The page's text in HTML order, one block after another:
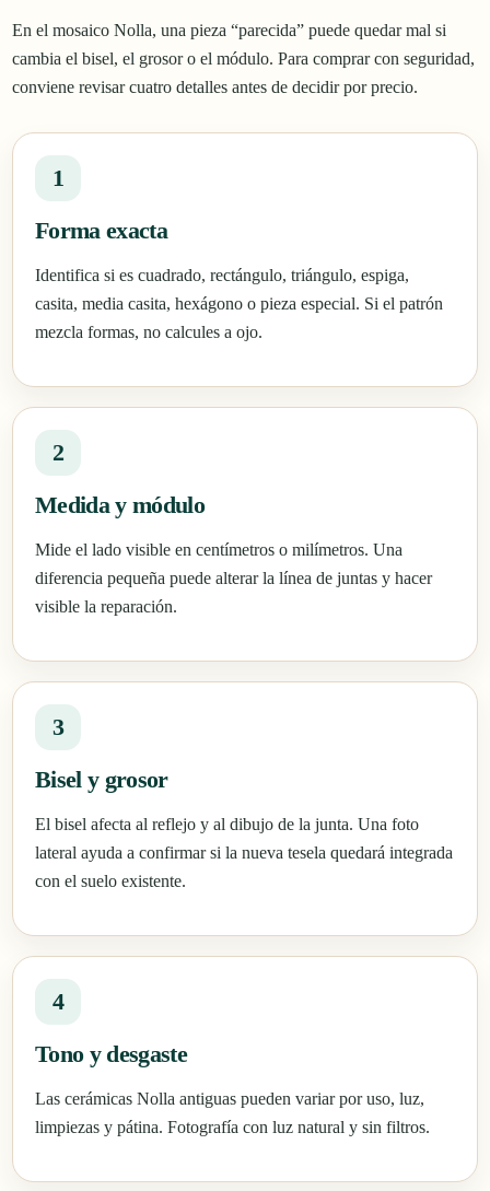
En el mosaico Nolla, una pieza “parecida” puede quedar mal si
cambia el bisel, el grosor o el módulo. Para comprar con seguridad,
conviene revisar cuatro detalles antes de decidir por precio.
1
Forma exacta
Identifica si es cuadrado, rectángulo, triángulo, espiga,
casita, media casita, hexágono o pieza especial. Si el patrón
mezcla formas, no calcules a ojo.
2
Medida y módulo
Mide el lado visible en centímetros o milímetros. Una
diferencia pequeña puede alterar la línea de juntas y hacer
visible la reparación.
3
Bisel y grosor
El bisel afecta al reflejo y al dibujo de la junta. Una foto
lateral ayuda a confirmar si la nueva tesela quedará integrada
con el suelo existente.
4
Tono y desgaste
Las cerámicas Nolla antiguas pueden variar por uso, luz,
limpiezas y pátina. Fotografía con luz natural y sin filtros.